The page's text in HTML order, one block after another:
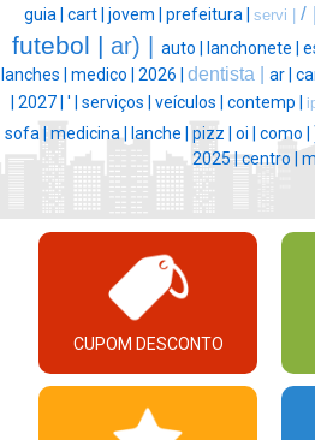
guia | cart | jovem | prefeitura | servi | / |
futebol | ar) | auto | lanchonete |
lanches | medico | 2026 | dentista | ar |
2027 | ' | serviços | veículos | contemp |
sofa | medicina | lanche | pizz | oi | como |
2025 |centro |
CUPOM DESCONTO